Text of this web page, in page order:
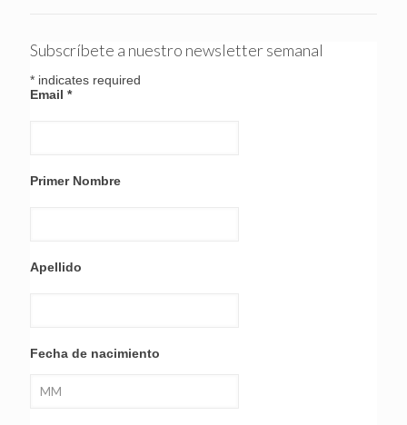
Subscríbete a nuestro newsletter semanal
* indicates required
Email *
Primer Nombre
Apellido
Fecha de nacimiento